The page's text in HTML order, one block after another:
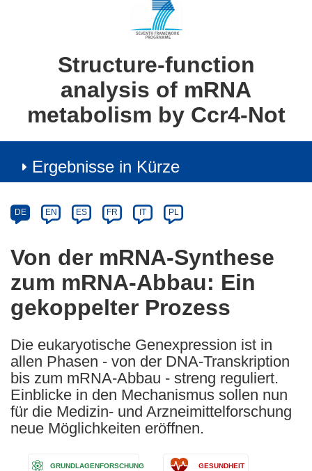
Structure-function
analysis of mRNA
metabolism by Ccr4-Not
Ergebnisse in Kürze
Category
Article
available
the
following
languages:
DE EN ES FR IT PL
Von der mRNA-Synthese
zum mRNA-Abbau: Ein
gekoppelter Prozess
Die eukaryotische Genexpression ist in
allen Phasen - von der DNA-Transkription
bis zum mRNA-Abbau - streng reguliert.
Einblicke in den Mechanismus sollen nun
für die Medizin- und Arzneimittelforschung
neue Möglichkeiten eröffnen.
GRUNDLAGENFORSCHUNG GESUNDHEIT